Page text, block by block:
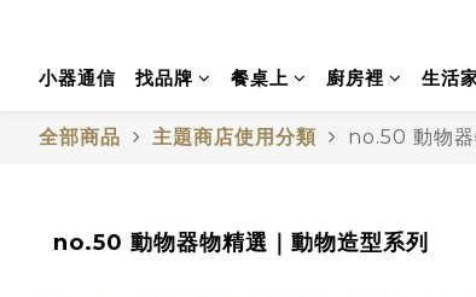
小器通信 找品牌 餐桌上 廚房裡 生活
全部商品 主題商店使用分類 no.50 動物器
no.50 動物器物精選｜動物造型系列